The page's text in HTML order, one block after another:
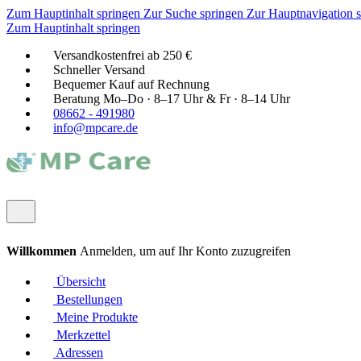
Zum Hauptinhalt springen Zur Suche springen Zur Hauptnavigation
Zum Hauptinhalt springen
Versandkostenfrei ab 250 €
Schneller Versand
Bequemer Kauf auf Rechnung
Beratung Mo–Do · 8–17 Uhr & Fr · 8–14 Uhr
08662 - 491980
info@mpcare.de
Willkommen Anmelden, um auf Ihr Konto zuzugreifen
Übersicht
Bestellungen
Meine Produkte
Merkzettel
Adressen